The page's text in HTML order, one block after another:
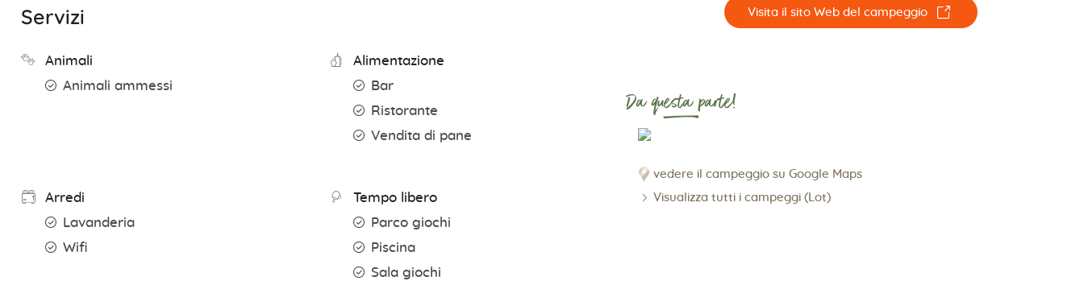
Servizi
Animali
Animali ammessi
Alimentazione
Bar
Ristorante
Vendita di pane
Arredi
Lavanderia
Wifi
Tempo libero
Parco giochi
Piscina
Sala giochi
Visita il sito Web del campeggio ☐
Da questa parte!
vedere il campeggio su Google Maps
Visualizza tutti i campeggi (Lot)